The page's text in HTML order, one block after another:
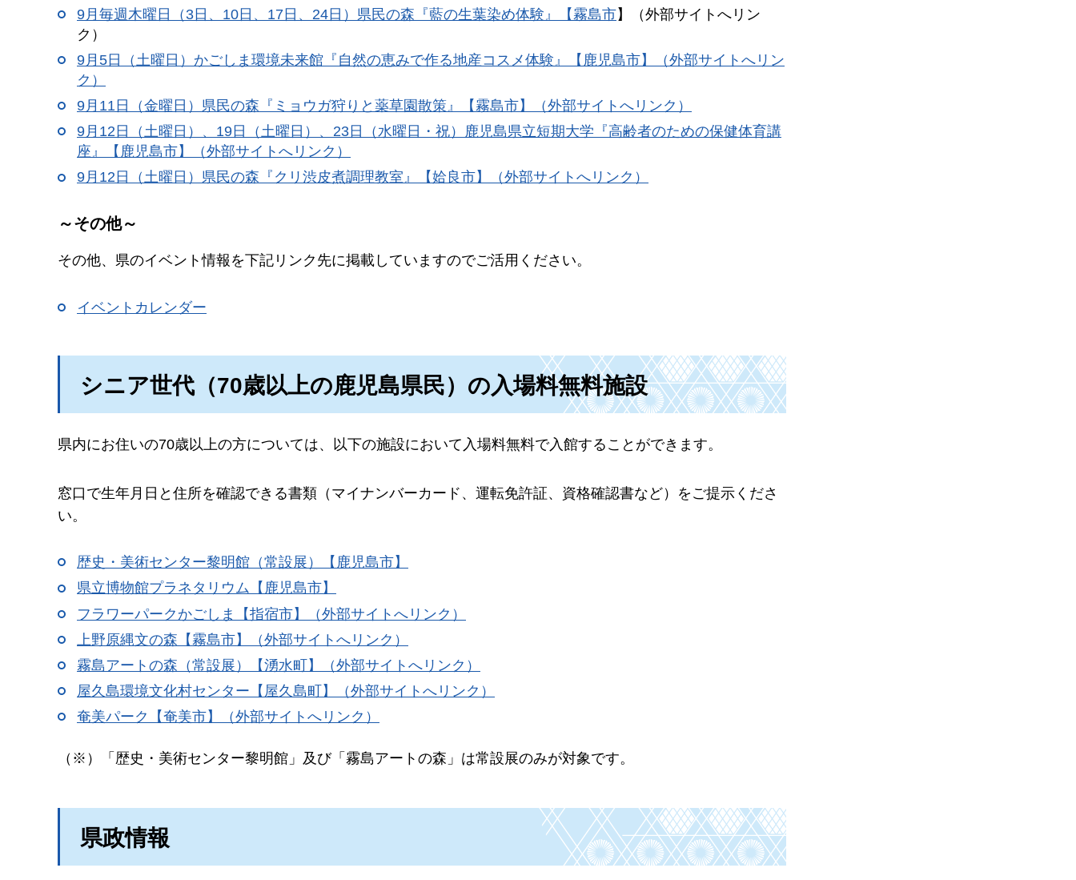
9月毎週木曜日（3日、10日、17日、24日） 県民の森『藍の生葉染め体験』【霧島市】（外部サイトへリン
ク）
9月5日（土曜日）かごしま環境未来館『自然の恵みで作る地産コスメ体験』【鹿児島市】（外部サイトへリン
ク）
9月11日（金曜日）県民の森『ミョウガ狩りと薬草園散策』【霧島市】（外部サイトへリンク）
9月12日（土曜日）、19日（土曜日）、23日（水曜日・祝）鹿児島県立短期大学『高齢者のための保健体育講
座』【鹿児島市】（外部サイトへリンク）
9月12日（土曜日）県民の森『クリ渋皮煮調理教室』【姶良市】（外部サイトへリンク）
～その他～
その他、県のイベント情報を下記リンク先に掲載していますのでご活用ください。
イベントカレンダー
シニア世代（70歳以上の鹿児島県民）の入場料無料施設
県内にお住いの70歳以上の方については、以下の施設において入場料無料で入館することができます。
窓口で生年月日と住所を確認できる書類（マイナンバーカード、運転免許証、資格確認書など）をご提示くださ
い。
歴史・美術センター黎明館（常設展）【鹿児島市】
県立博物館プラネタリウム【鹿児島市】
フラワーパークかごしま【指宿市】（外部サイトへリンク）
上野原縄文の森【霧島市】（外部サイトへリンク）
霧島アートの森（常設展）【湧水町】（外部サイトへリンク）
屋久島環境文化村センター【屋久島町】（外部サイトへリンク）
奄美パーク【奄美市】（外部サイトへリンク）
（※）「歴史・美術センター黎明館」及び「霧島アートの森」は常設展のみが対象です。
県政情報